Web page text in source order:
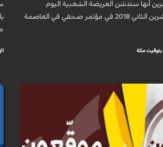
أنها ستدشن العريضة الشعبية اليوم
الخميس 22 نوفمبر/ تشرين الثاني 2018 في مؤتمر صحفي في العاصمة